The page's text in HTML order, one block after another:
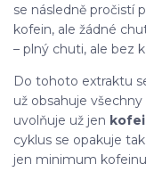
se následně pročistí
kofein, ale žádné
– plný chuti, ale bez
Do tohoto extraktu
už obsahuje
uvolňuje už jen
cyklus se opakuje
jen minimum